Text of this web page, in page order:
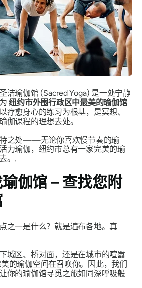
洁瑜伽馆 (Sacred Yoga) 是一处宁静
纽约市外围行政区中最美的瑜伽馆
疗愈身心的练习为根基，是冥想、
伽课程的理想去处。
之处——无论你喜欢慢节奏的瑜
力瑜伽，纽约市总有一家完美的瑜
。.
伽馆 – 查找您附
之一是什么？就是遍布各地。真
城区、桥对面，还是在城市的喧嚣
的瑜伽空间在召唤你。因此，我们
你的瑜伽馆寻觅之旅如同深呼吸般